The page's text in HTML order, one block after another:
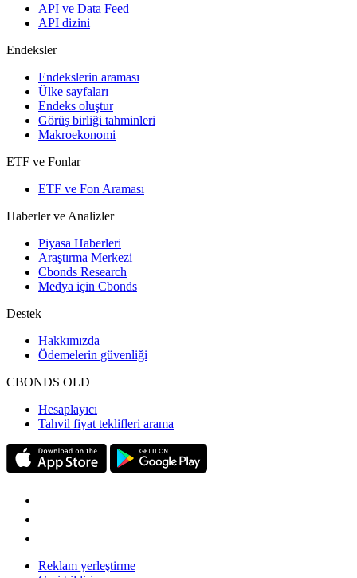
API ve Data Feed
API dizini
Endeksler
Endekslerin araması
Ülke sayfaları
Endeks oluştur
Görüş birliği tahminleri
Makroekonomi
ETF ve Fonlar
ETF ve Fon Araması
Haberler ve Analizler
Piyasa Haberleri
Araştırma Merkezi
Cbonds Research
Medya için Cbonds
Destek
Hakkımızda
Ödemelerin güvenliği
CBONDS OLD
Hesaplayıcı
Tahvil fiyat teklifleri arama
Reklam yerleştirme